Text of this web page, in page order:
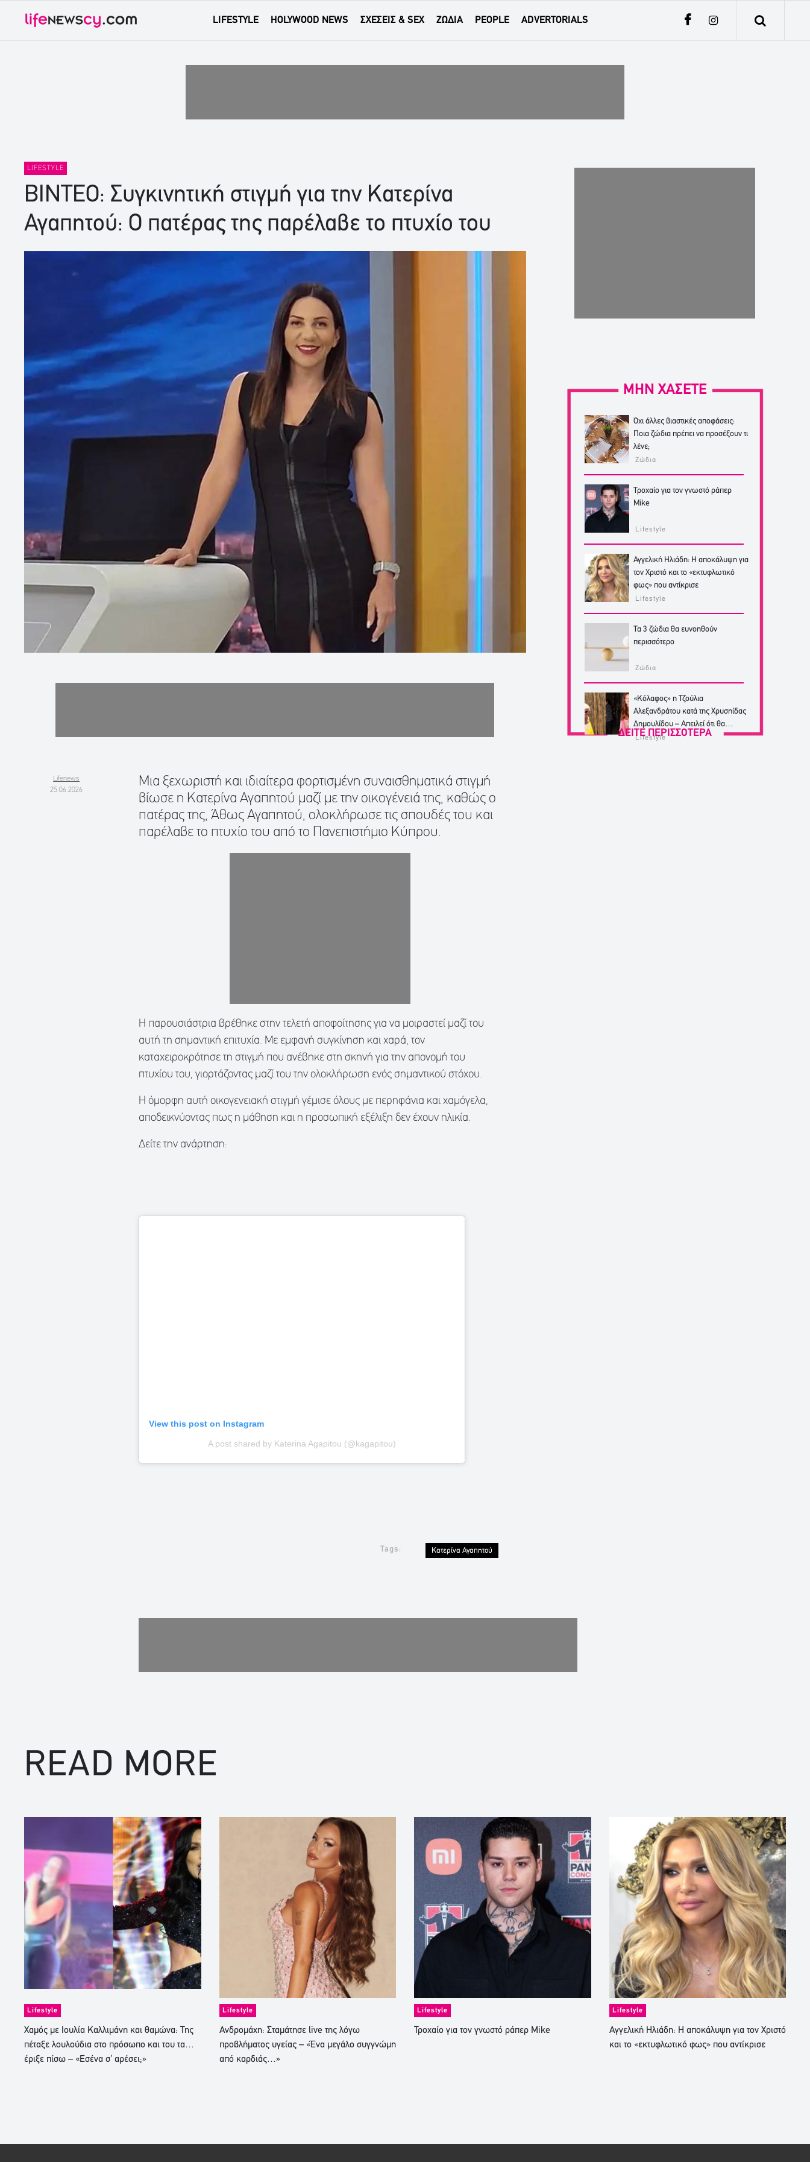
LIFESTYLE HOLYWOOD NEWS ΣΧΕΣΕΙΣ & SEX ΖΩΔΙΑ PEOPLE ADVERTORIALS
LIFESTYLE
ΒΙΝΤΕΟ: Συγκινητική στιγμή για την Κατερίνα
Αγαπητού: Ο πατέρας της παρέλαβε το πτυχίο του
Lifenews
25.06.2026
Μια ξεχωριστή και ιδιαίτερα φορτισμένη συναισθηματικά στιγμή
βίωσε η Κατερίνα Αγαπητού μαζί με την οικογένειά της, καθώς ο
πατέρας της, Άθως Αγαπητού, ολοκλήρωσε τις σπουδές του και
παρέλαβε το πτυχίο του από το Πανεπιστήμιο Κύπρου.
Η παρουσιάστρια βρέθηκε στην τελετή αποφοίτησης για να μοιραστεί μαζί του
αυτή τη σημαντική επιτυχία. Με εμφανή συγκίνηση και χαρά, τον
καταχειροκρότησε τη στιγμή που ανέβηκε στη σκηνή για την απονομή του
πτυχίου του, γιορτάζοντας μαζί του την ολοκλήρωση ενός σημαντικού στόχου.
Η όμορφη αυτή οικογενειακή στιγμή γέμισε όλους με περηφάνια και χαμόγελα,
αποδεικνύοντας πως η μάθηση και η προσωπική εξέλιξη δεν έχουν ηλικία.
Δείτε την ανάρτηση:
View this post on Instagram
A post shared by Katerina Agapitou (@kagapitou)
Tags: Κατερίνα Αγαπητού
ΜΗΝ ΧΑΣΕΤΕ
Όχι άλλες βιαστικές αποφάσεις:
Ποια ζώδια πρέπει να προσέξουν τι
λένε;
Ζώδια
Τροχαίο για τον γνωστό ράπερ
Mike
Lifestyle
Αγγελική Ηλιάδη: Η αποκάλυψη για
τον Χριστό και το «εκτυφλωτικό
φως» που αντίκρισε
Lifestyle
Τα 3 ζώδια θα ευνοηθούν
περισσότερο
Ζώδια
«Κόλαφος» η Τζούλια
Αλεξανδράτου κατά της Χρυσηίδας
Δημουλίδου – Απειλεί ότι θα
κινηθεί νομικά
Lifestyle
ΔΕΙΤΕ ΠΕΡΙΣΣΟΤΕΡΑ
READ MORE
Lifestyle
Χαμός με Ιουλία Καλλιμάνη και θαμώνα: Της
πέταξε λουλούδια στο πρόσωπο και του τα…
έριξε πίσω – «Εσένα σ’ αρέσει;»
Lifestyle
Ανδρομάχη: Σταμάτησε live της λόγω
προβλήματος υγείας – «Ένα μεγάλο συγγνώμη
από καρδιάς…»
Lifestyle
Τροχαίο για τον γνωστό ράπερ Mike
Lifestyle
Αγγελική Ηλιάδη: Η αποκάλυψη για τον Χριστό
και το «εκτυφλωτικό φως» που αντίκρισε